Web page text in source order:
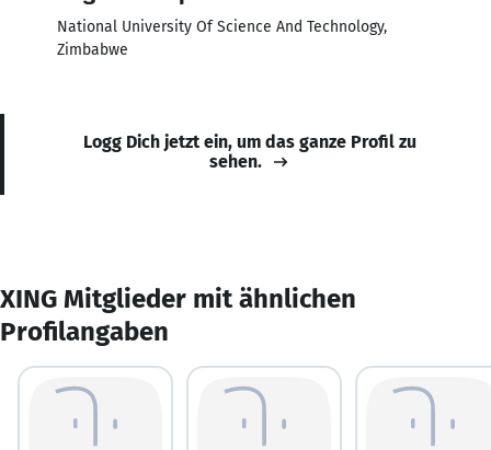
National University Of Science And Technology,
Zimbabwe
Logg Dich jetzt ein, um das ganze Profil zu
sehen.
XING Mitglieder mit ähnlichen
Profilangaben